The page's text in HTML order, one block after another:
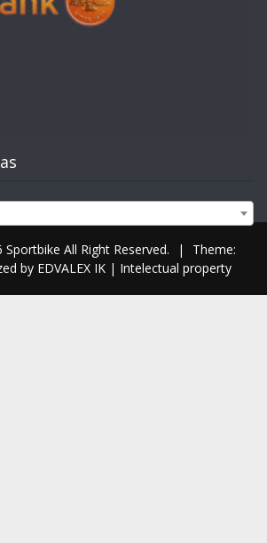
All Right Reserved. |
Theme:
by EDVALEX IK | Intelectual property